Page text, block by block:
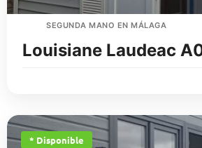
SEGUNDA MANO EN MÁLAGA
Louisiane Laudeac
* Disponible